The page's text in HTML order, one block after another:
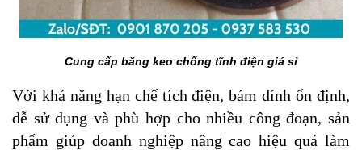
Cung cấp băng keo chống tĩnh điện giá sỉ
Với khả năng hạn chế tích điện, bám dính ổn định,
dễ sử dụng và phù hợp cho nhiều công đoạn, sản
phẩm giúp doanh nghiệp nâng cao hiệu quả làm